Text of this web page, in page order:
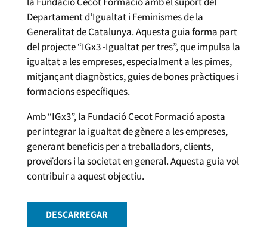
Departament d’Igualtat i Feminismes de la
Generalitat de Catalunya. Aquesta guia forma part
del projecte “IGx3 -Igualtat per tres”, que impulsa la
igualtat a les empreses, especialment a les pimes,
mitjançant diagnòstics, guies de bones pràctiques i
formacions específiques.
Amb “IGx3”, la Fundació Cecot Formació aposta
per integrar la igualtat de gènere a les empreses,
generant beneficis per a treballadors, clients,
proveïdors i la societat en general. Aquesta guia vol
contribuir a aquest objectiu.
DESCARREGAR